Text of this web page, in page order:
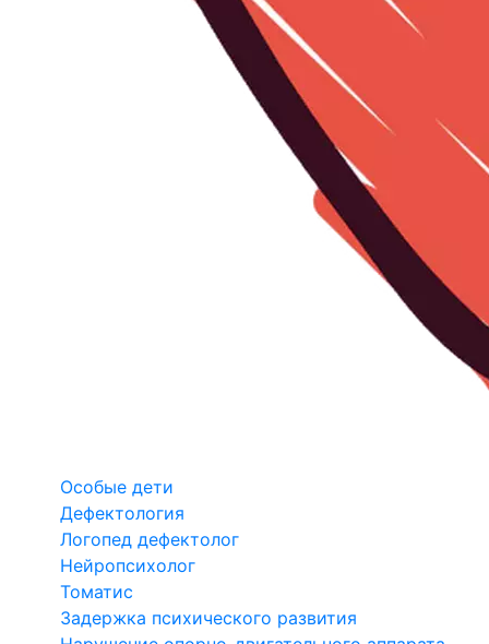
Особые дети
Дефектология
Логопед дефектолог
Нейропсихолог
Томатис
Задержка психического развития